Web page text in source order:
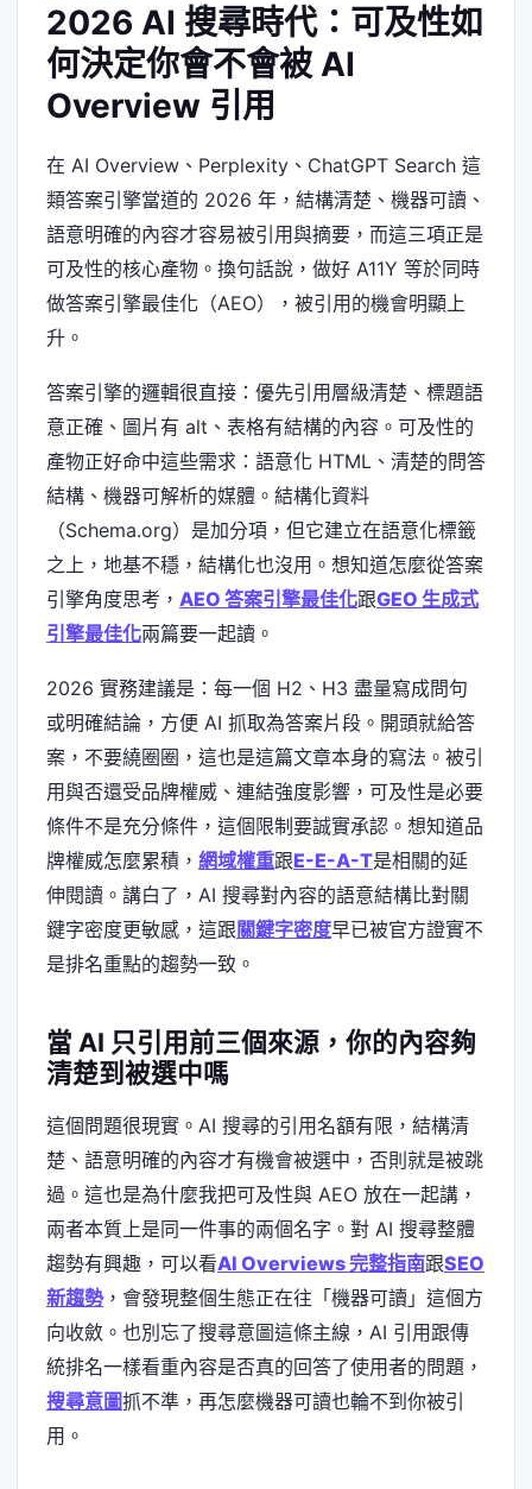
2026 AI 搜尋時代：可及性如
何決定你會不會被 AI
Overview 引用
在 AI Overview、Perplexity、ChatGPT Search 這
類答案引擎當道的 2026 年，結構清楚、機器可讀、
語意明確的內容才容易被引用與摘要，而這三項正是
可及性的核心產物。換句話說，做好 A11Y 等於同時
做答案引擎最佳化（AEO），被引用的機會明顯上
升。
答案引擎的邏輯很直接：優先引用層級清楚、標題語
意正確、圖片有 alt、表格有結構的內容。可及性的
產物正好命中這些需求：語意化 HTML、清楚的問答
結構、機器可解析的媒體。結構化資料
（Schema.org）是加分項，但它建立在語意化標籤
之上，地基不穩，結構化也沒用。想知道怎麼從答案
引擎角度思考， AEO 答案引擎最佳化跟GEO 生成式
引擎最佳化兩篇要一起讀。
2026 實務建議是：每一個 H2、H3 盡量寫成問句
或明確結論，方便 AI 抓取為答案片段。開頭就給答
案，不要繞圈圈，這也是這篇文章本身的寫法。被引
用與否還受品牌權威、連結強度影響，可及性是必要
條件不是充分條件，這個限制要誠實承認。想知道品
牌權威怎麼累積， 網域權重跟E-E-A-T是相關的延
伸閱讀。講白了，AI 搜尋對內容的語意結構比對關
鍵字密度更敏感，這跟關鍵字密度早已被官方證實不
是排名重點的趨勢一致。
當 AI 只引用前三個來源，你的內容夠
清楚到被選中嗎
這個問題很現實。AI 搜尋的引用名額有限，結構清
楚、語意明確的內容才有機會被選中，否則就是被跳
過。這也是為什麼我把可及性與 AEO 放在一起講，
兩者本質上是同一件事的兩個名字。對 AI 搜尋整體
趨勢有興趣，可以看AI Overviews 完整指南跟SEO
新趨勢，會發現整個生態正在往「機器可讀」這個方
向收斂。也別忘了搜尋意圖這條主線，AI 引用跟傳
統排名一樣看重內容是否真的回答了使用者的問題，
搜尋意圖抓不準，再怎麼機器可讀也輪不到你被引
用。